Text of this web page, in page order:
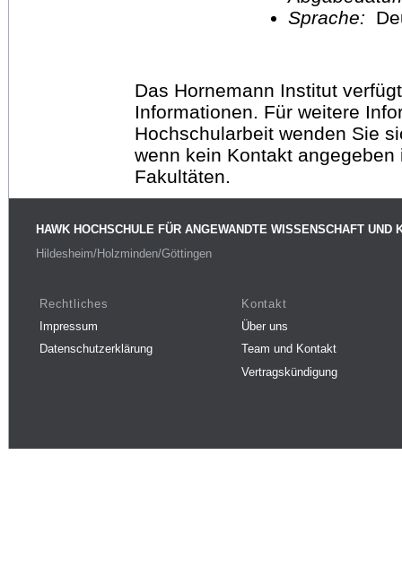
Sprache:
Das Hornemann Institut
Informationen. Für weitere
Hochschularbeit wenden Sie
wenn kein Kontakt
Fakultäten.
HAWK HOCHSCHULE FÜR ANGEWANDTE WISSENSCHAFT UND
Hildesheim/Holzminden/Göttingen
Rechtliches
Impressum
Datenschutzerklärung
Kontakt
Über uns
Team und Kontakt
Vertragskündigung